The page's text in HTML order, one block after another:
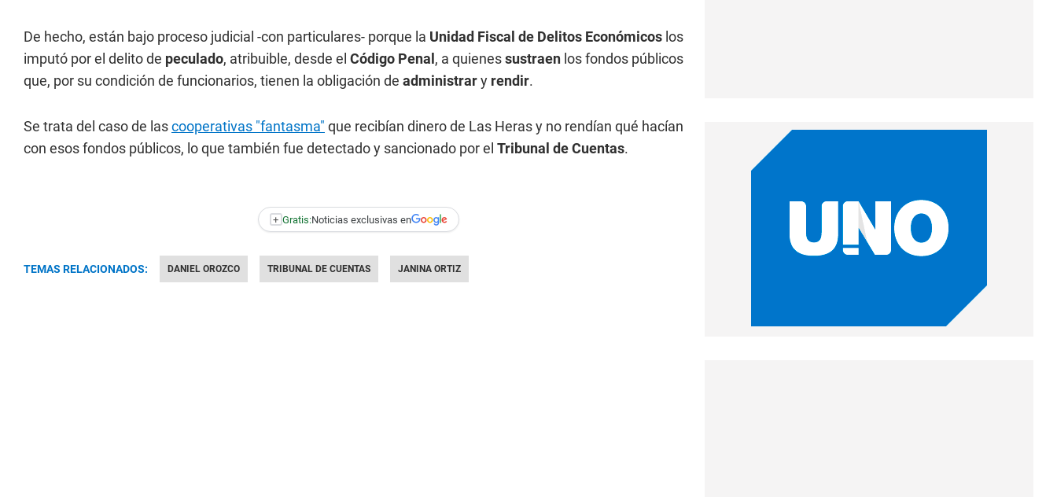
De hecho, están bajo proceso judicial -con particulares- porque la Unidad Fiscal de Delitos Económicos los
imputó por el delito de peculado, atribuible, desde el Código Penal , a quienessustraen los fondos públicos
que, por su condición de funcionarios, tienen la obligación de administrary rendir.
Se trata del caso de lascooperativas "fantasma" que recibían dinero de Las Heras y no rendían qué hacían
con esos fondos públicos, lo que también fue detectado y sancionado por el Tribunal de Cuentas.
+ Gratis:Noticias exclusivas en
TEMAS RELACIONADOS: DANIEL OROZCO TRIBUNAL DE CUENTAS JANINA ORTIZ